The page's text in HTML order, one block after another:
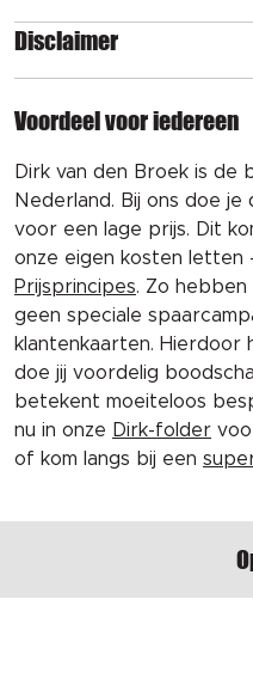
Disclaimer
Voordeel voor iedereen
Dirk van den Broek is de
Nederland. Bij ons doe
voor een lage prijs. Dit
onze eigen kosten letten
Prijsprincipes. Zo
geen speciale
klantenkaarten. Hierdoor
doe jij voordelig
betekent moeiteloos
nu in onze Dirk-folder
of kom langs bij een